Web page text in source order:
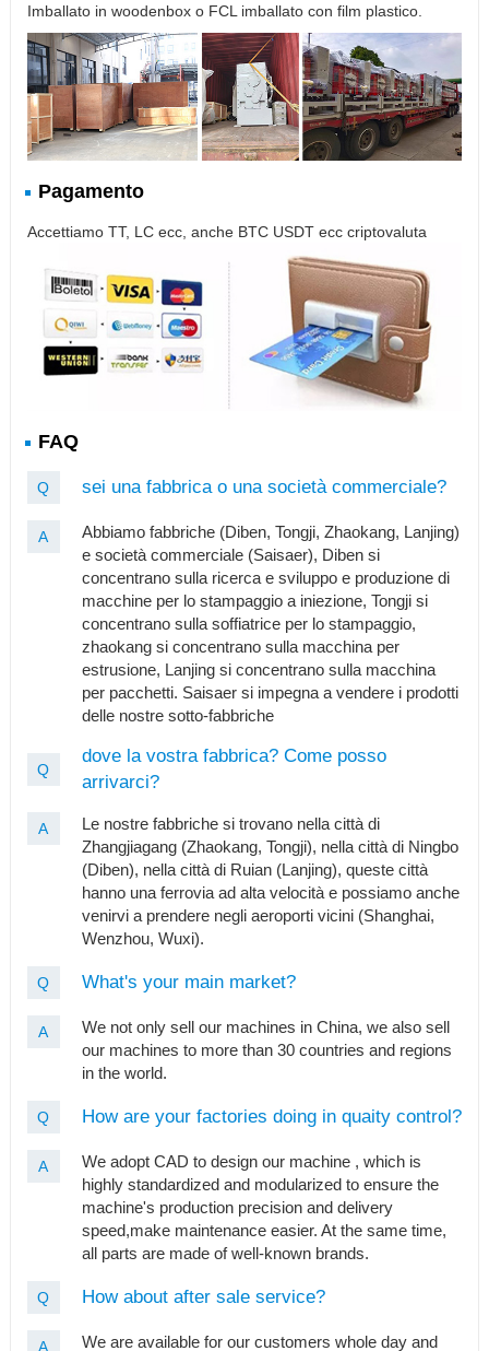
Imballato in woodenbox o FCL imballato con film plastico.
Pagamento
Accettiamo TT, LC ecc, anche BTC USDT ecc criptovaluta
FAQ
Q sei una fabbrica o una società commerciale?
A
Abbiamo fabbriche (Diben, Tongji, Zhaokang, Lanjing)
e società commerciale (Saisaer), Diben si
concentrano sulla ricerca e sviluppo e produzione di
macchine per lo stampaggio a iniezione, Tongji si
concentrano sulla soffiatrice per lo stampaggio,
zhaokang si concentrano sulla macchina per
estrusione, Lanjing si concentrano sulla macchina
per pacchetti. Saisaer si impegna a vendere i prodotti
delle nostre sotto-fabbriche
Q
dove la vostra fabbrica? Come posso
arrivarci?
A
Le nostre fabbriche si trovano nella città di
Zhangjiagang (Zhaokang, Tongji), nella città di Ningbo
(Diben), nella città di Ruian (Lanjing), queste città
hanno una ferrovia ad alta velocità e possiamo anche
venirvi a prendere negli aeroporti vicini (Shanghai,
Wenzhou, Wuxi).
Q What's your main market?
A
We not only sell our machines in China, we also sell
our machines to more than 30 countries and regions
in the world.
Q How are your factories doing in quaity control?
A
We adopt CAD to design our machine , which is
highly standardized and modularized to ensure the
machine's production precision and delivery
speed,make maintenance easier. At the same time,
all parts are made of well-known brands.
Q How about after sale service?
A
We are available for our customers whole day and